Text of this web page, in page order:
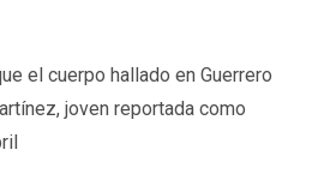
el cuerpo hallado en Guerrero
joven reportada como